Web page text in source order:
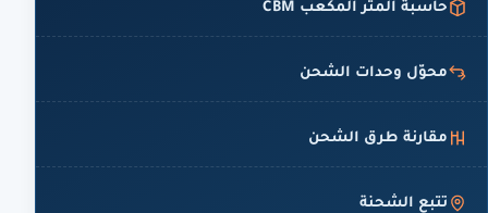
حاسبة المتر المكعب CBM
محوّل وحدات الشحن
مقارنة طرق الشحن
تتبع الشحنة